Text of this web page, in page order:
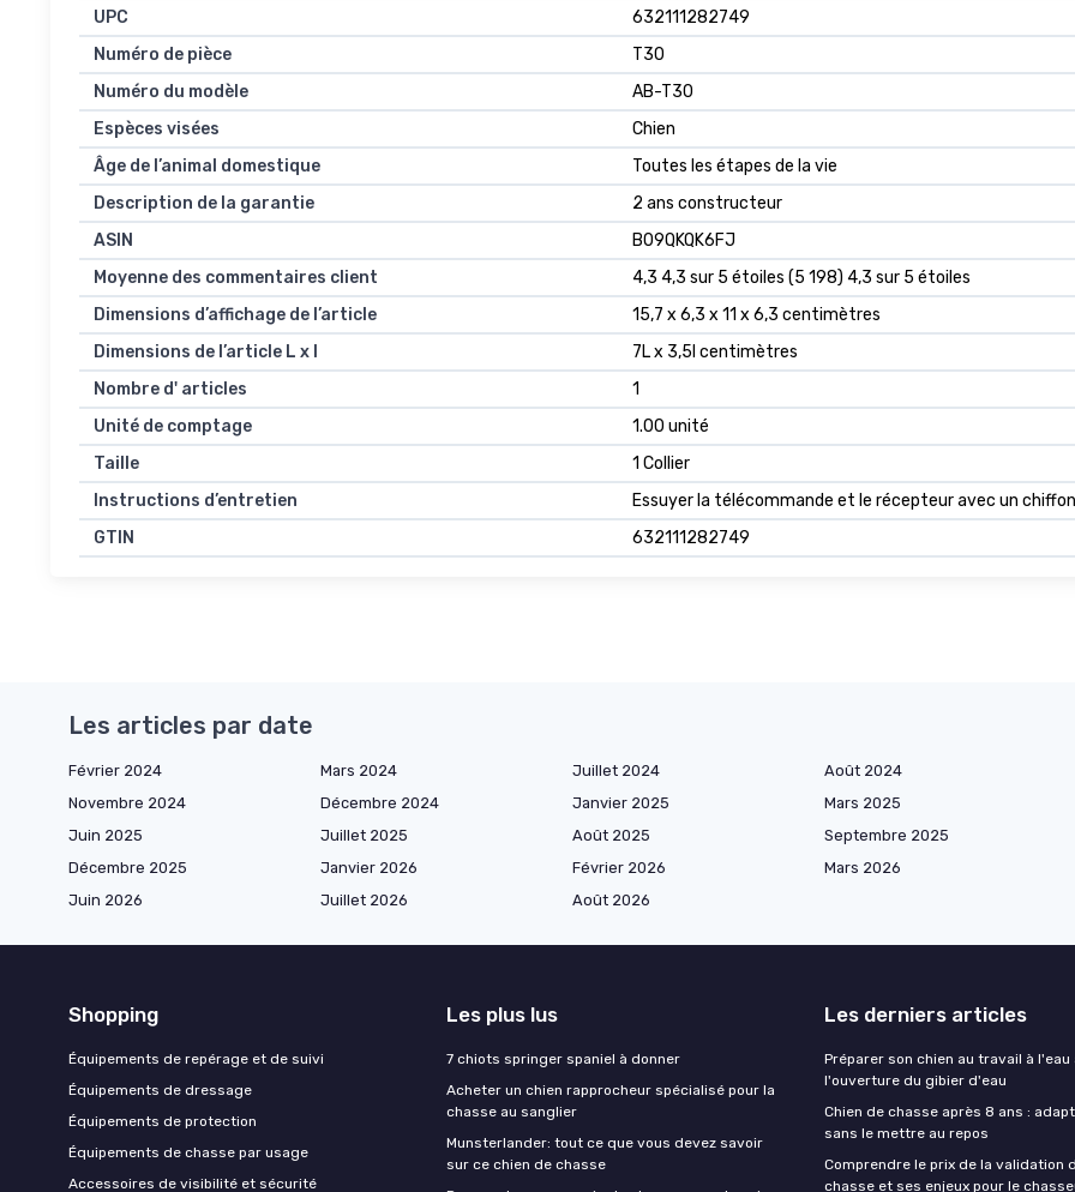
UPC
632111282749
Numéro de pièce
T30
Numéro du modèle
AB-T30
Espèces visées
Chien
Âge de l’animal domestique
Toutes les étapes de la vie
Description de la garantie
2 ans constructeur
ASIN
B09QKQK6FJ
Moyenne des commentaires client
4,3 4,3 sur 5 étoiles (5 198) 4,3 sur 5 étoiles
Dimensions d’affichage de l’article
15,7 x 6,3 x 11 x 6,3 centimètres
Dimensions de l’article L x l
7L x 3,5l centimètres
Nombre d' articles
1
Unité de comptage
1.00 unité
Taille
1 Collier
Instructions d’entretien
Essuyer la télécommande et le récepteur avec un
GTIN
632111282749
Les articles par date
Février 2024 Mars 2024 Juillet 2024 Août 2024
Novembre 2024
Décembre 2024 Janvier 2025 Mars 2025
Juin 2025
Juillet 2025 Août 2025 Septembre 2025
Décembre 2025
Janvier 2026 Février 2026 Mars 2026
Juin 2026
Juillet 2026 Août 2026
Shopping
Équipements de repérage et de suivi
Équipements de dressage
Équipements de protection
Équipements de chasse par usage
Accessoires de visibilité et sécurité
Les plus lus
7 chiots springer spaniel à donner
Acheter un chien rapprocheur spécialisé pour la
chasse au sanglier
Munsterlander: tout ce que vous devez savoir
sur ce chien de chasse
Les derniers articles
Préparer son chien au travail à l'eau
l'ouverture du gibier d'eau
Chien de chasse après 8 ans :
sans le mettre au repos
Comprendre le prix de la validation
chasse et ses enjeux pour le